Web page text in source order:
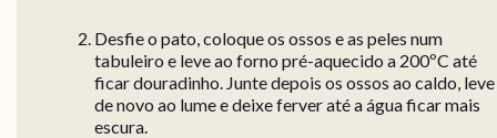
Desfie o pato, coloque os ossos e as peles num
tabuleiro e leve ao forno pré-aquecido a 200ºC até
ficar douradinho. Junte depois os ossos ao caldo, leve
de novo ao lume e deixe ferver até a água ficar mais
escura.